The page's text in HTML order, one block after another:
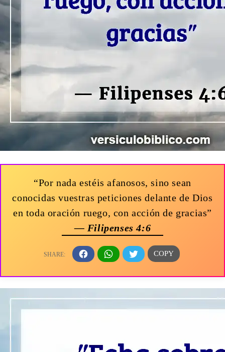
“Por nada estéis afanosos, sino sean
conocidas vuestras peticiones delante de Dios
en toda oración ruego, con acción de gracias”
— Filipenses 4:6